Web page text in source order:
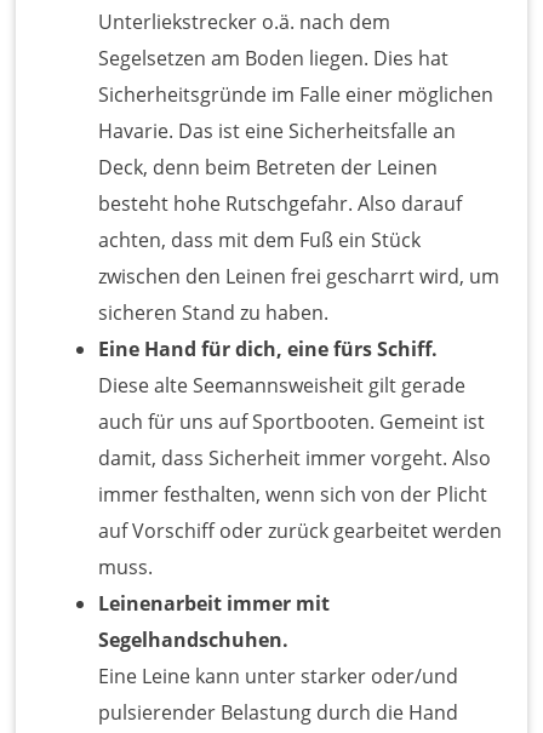
Unterliekstrecker o.ä. nach dem
Segelsetzen am Boden liegen. Dies hat
Sicherheitsgründe im Falle einer möglichen
Havarie. Das ist eine Sicherheitsfalle an
Deck, denn beim Betreten der Leinen
besteht hohe Rutschgefahr. Also darauf
achten, dass mit dem Fuß ein Stück
zwischen den Leinen frei gescharrt wird, um
sicheren Stand zu haben.
Eine Hand für dich, eine fürs Schiff.
Diese alte Seemannsweisheit gilt gerade
auch für uns auf Sportbooten. Gemeint ist
damit, dass Sicherheit immer vorgeht. Also
immer festhalten, wenn sich von der Plicht
auf Vorschiff oder zurück gearbeitet werden
muss.
Leinenarbeit immer mit
Segelhandschuhen.
Eine Leine kann unter starker oder/und
pulsierender Belastung durch die Hand